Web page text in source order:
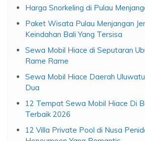
Harga Snorkeling di Pulau
Paket Wisata Pulau Menjangan
Keindahan Bali Yang Tersisa
Sewa Mobil Hiace di Seputaran
Rame Rame
Sewa Mobil Hiace Daerah
Dua
12 Tempat Sewa Mobil Hiace Di
Terbaik 2026
12 Villa Private Pool di Nusa